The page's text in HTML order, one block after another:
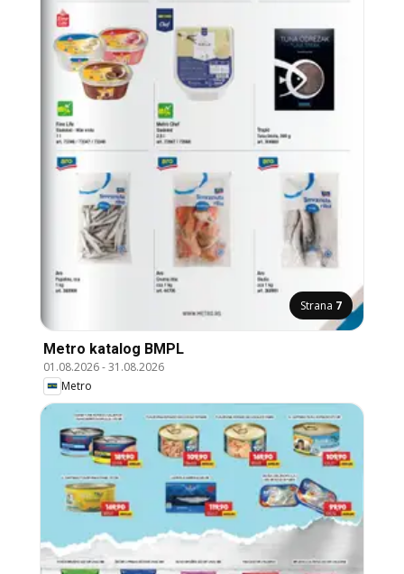
Strana 7
Metro katalog BMPL
01.08.2026-31.08.2026
Metro